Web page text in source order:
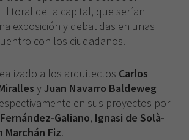
litoral de la capital, que serían
exposición y debatidas en unas
con los ciudadanos.
a los arquitectos Carlos
yJuan Navarro Baldeweg
en sus proyectos por
Galiano, Ignasi de Solà-
Marchán Fiz.